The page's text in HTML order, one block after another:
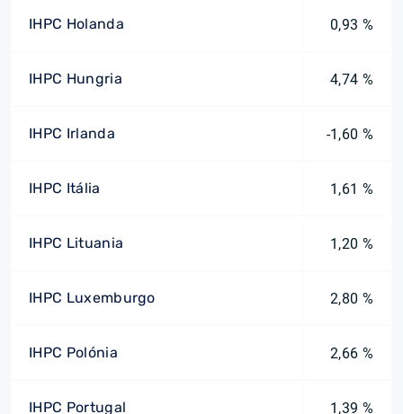
IHPC Holanda 0,93 %
IHPC Hungria 4,74 %
IHPC Irlanda -1,60 %
IHPC Itália 1,61 %
IHPC Lituania 1,20 %
IHPC Luxemburgo 2,80 %
IHPC Polónia 2,66 %
IHPC Portugal 1,39 %